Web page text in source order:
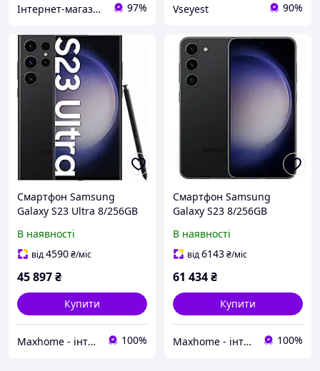
Інтернет-магазин "Гаджети" 97% Vseyest 90%
Смартфон Samsung
Galaxy S23 Ultra 8/256GB
В наявності
від4590₴/міс
45 897₴
Купити
Maxhome - інтернет магазин 100%
Смартфон Samsung
Galaxy S23 8/256GB
S911BZKG)
В наявності
від6143₴/міс
61 434₴
Купити
Maxhome - інтернет магазин 100%